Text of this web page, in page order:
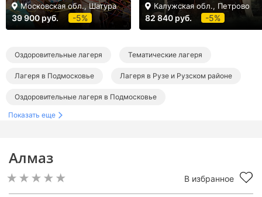
Алмаз
В избранное
Московская обл., Шатура
39 900 руб. -5%
Калужская обл., Петрово
82 840 руб. -5%
Оздоровительные лагеря Тематические лагеря
Лагеря в Подмосковье Лагеря в Рузе и Рузском районе
Оздоровительные лагеря в Подмосковье
Тематические лагеря в Подмосковье
Показать еще